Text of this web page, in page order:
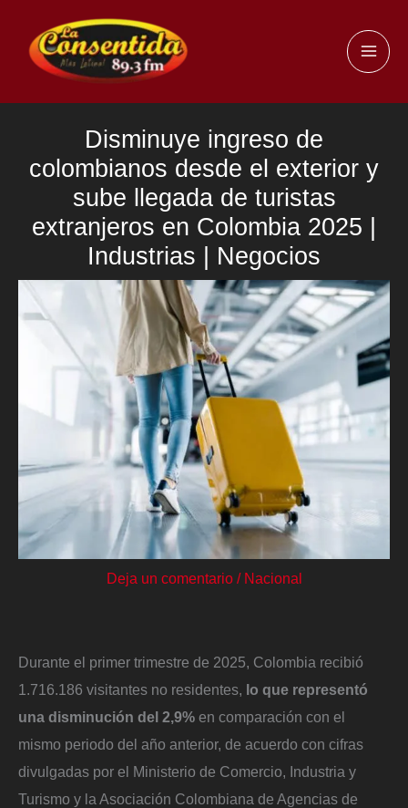
contenido
Disminuye ingreso de
colombianos desde el exterior y
sube llegada de turistas
extranjeros en Colombia 2025 |
Industrias | Negocios
Deja un comentario / Nacional
Durante el primer trimestre de 2025, Colombia recibió
1.716.186 visitantes no residentes, lo que representó
una disminución del 2,9% en comparación con el
mismo periodo del año anterior, de acuerdo con cifras
divulgadas por el Ministerio de Comercio, Industria y
Turismo y la Asociación Colombiana de Agencias de